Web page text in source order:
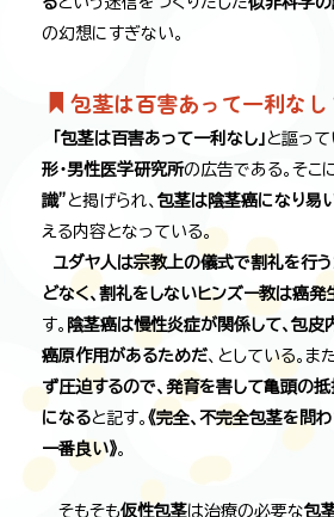
の幻想にすぎない。
包茎は百害あって一利なし
「包茎は百害あって一利なし」 と謳っ
形・男性医学研究所の広告である。そこ
識” と掲げられ、 包茎は陰茎癌になり易
える内容となっている。
ユダヤ人は宗教上の儀式で割礼を行
どなく、割礼をしないヒンズー教は癌
す。 陰茎癌は慢性炎症が関係して、包皮
癌原作用があるためだ、としている。また
ず圧迫するので、発育を害して亀頭の抵
になると記す。 《完全、不完全包茎を問
一番良い》。
そもそも仮性包茎は治療の必要な包